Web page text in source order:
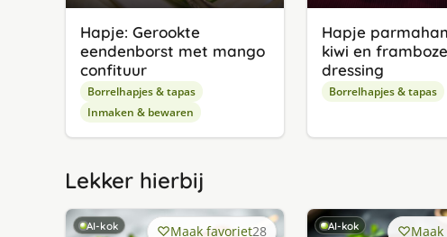
Hapje: Gerookte
eendenborst met mango
confituur
Borrelhapjes & tapas
Inmaken & bewaren
Hapje
kiwi en framboze
dressing
Borrelhapjes & tapas
Lekker hierbij
AI-kok Maak favoriet28 AI-kok